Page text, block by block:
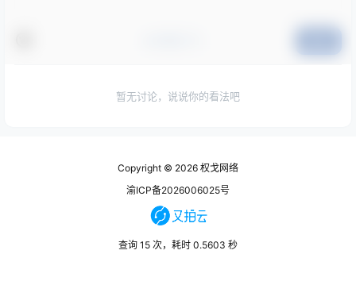
暂无讨论，说说你的看法吧
Copyright © 2026 权戈网络
渝ICP备2026006025号
查询 15 次，耗时 0.5603 秒